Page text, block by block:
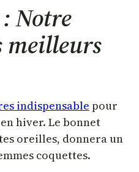
Notre
meilleurs
indispensable pour
hiver. Le bonnet
oreilles, donnera un
coquettes.